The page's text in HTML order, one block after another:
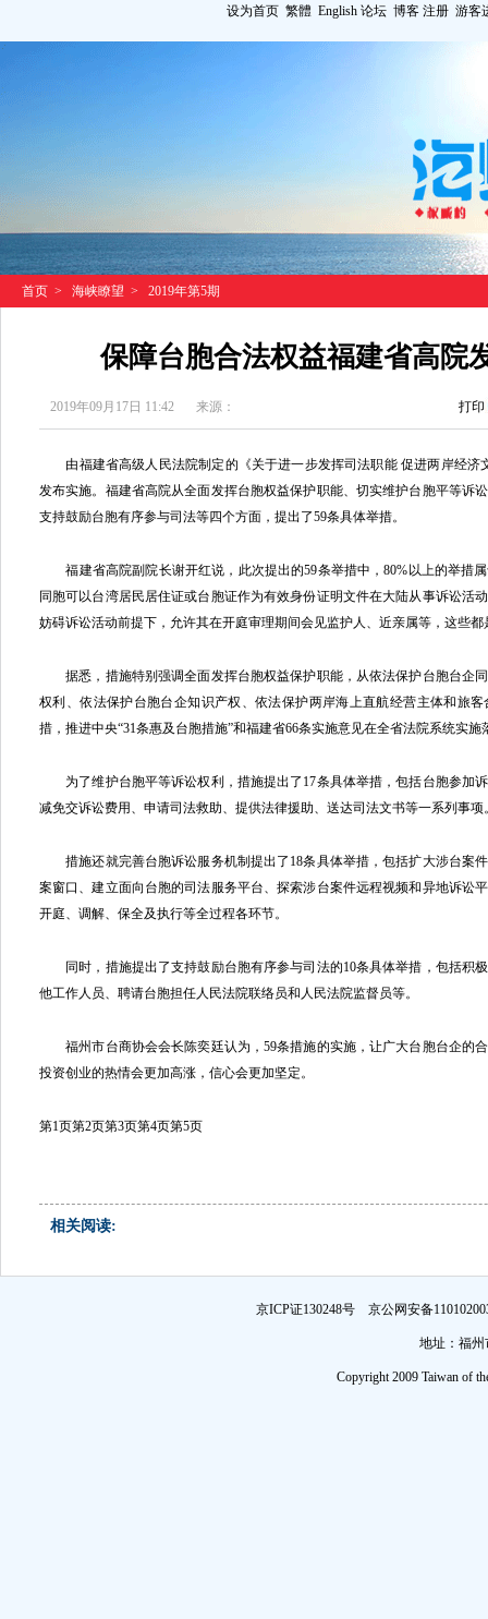
设为首页 繁體 English 论坛 博客 注册 游客
首页 > 海峡瞭望 > 2019年第5期
保障台胞合法权益福建省高院
2019年09月17日 11:42 来源： 打印
由福建省高级人民法院制定的《关于进一步发挥司法职能 促进两岸经济
发布实施。福建省高院从全面发挥台胞权益保护职能、切实维护台胞平等诉
支持鼓励台胞有序参与司法等四个方面，提出了59条具体举措。
福建省高院副院长谢开红说，此次提出的59条举措中，80%以上的举措
同胞可以台湾居民居住证或台胞证作为有效身份证明文件在大陆从事诉讼活
妨碍诉讼活动前提下，允许其在开庭审理期间会见监护人、近亲属等，这些
据悉，措施特别强调全面发挥台胞权益保护职能，从依法保护台胞台企
权利、依法保护台胞台企知识产权、依法保护两岸海上直航经营主体和旅
措，推进中央“31条惠及台胞措施”和福建省66条实施意见在全省法院系统实施
为了维护台胞平等诉讼权利，措施提出了17条具体举措，包括台胞参加
减免交诉讼费用、申请司法救助、提供法律援助、送达司法文书等一系列事项
措施还就完善台胞诉讼服务机制提出了18条具体举措，包括扩大涉台案
案窗口、建立面向台胞的司法服务平台、探索涉台案件远程视频和异地诉讼
开庭、调解、保全及执行等全过程各环节。
同时，措施提出了支持鼓励台胞有序参与司法的10条具体举措，包括积
他工作人员、聘请台胞担任人民法院联络员和人民法院监督员等。
福州市台商协会会长陈奕廷认为，59条措施的实施，让广大台胞台企的
投资创业的热情会更加高涨，信心会更加坚定。
第1页第2页第3页第4页第5页
相关阅读:
京ICP证130248号 京公网安备
地址：福州
Copyright 2009 Taiwan of